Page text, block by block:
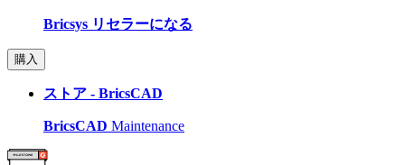
Bricsys リセラーになる
購入
ストア - BricsCAD
BricsCAD Maintenance